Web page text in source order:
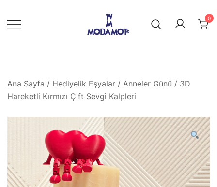
content
Modamot E-Ticaret
0
Ana Sayfa / Hediyelik Eşyalar / Anneler Günü / 3D
Hareketli Kırmızı Çift Sevgi Kalpleri